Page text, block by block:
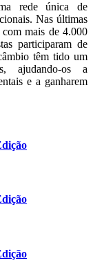
rede única de
Nas últimas
com mais de 4.000
participaram de
têm tido um
ajudando-os a
e a ganharem